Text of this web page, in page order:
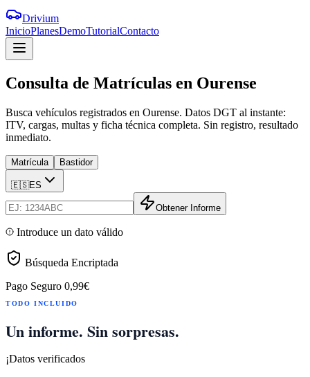
Drivium
InicioPlanesDemoTutorialContacto
Consulta de Matrículas en Ourense
Busca vehículos registrados en Ourense. Datos DGT al instante:
ITV, cargas, multas y ficha técnica completa. Sin registro, resultado
inmediato.
Matrícula Bastidor
🇪🇸ES
Obtener Informe
Introduce un dato válido
Búsqueda Encriptada
Pago Seguro 0,99€
TODO INCLUIDO
Un informe. Sin sorpresas.
¡Datos verificados